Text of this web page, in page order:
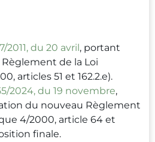
2011, du 20 avril , portant
de la Loi
articles 51 et 162.2.e).
2024, du 19 novembre,
du nouveau Règlement
4/2000, article 64 et
finale.